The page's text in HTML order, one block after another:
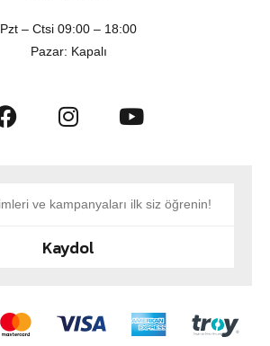
Pzt – Ctsi 09:00 – 18:00
Pazar: Kapalı
Kaydol